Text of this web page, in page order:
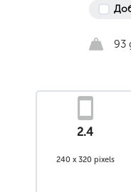
93
2.4
240 x 320 pixels